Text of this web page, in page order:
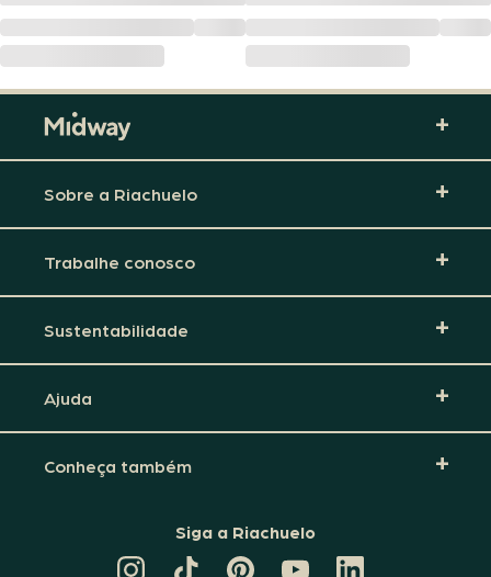
Sobre a Riachuelo
Trabalhe conosco
Sustentabilidade
Ajuda
Conheça também
Siga a Riachuelo
CANAL